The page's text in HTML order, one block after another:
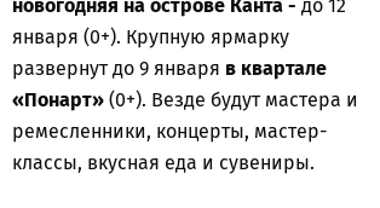
новогодняя на острове Канта - до 12
января (0+). Крупную ярмарку
развернут до 9 января в квартале
«Понарт» (0+). Везде будут мастера и
ремесленники, концерты, мастер-
классы, вкусная еда и сувениры.